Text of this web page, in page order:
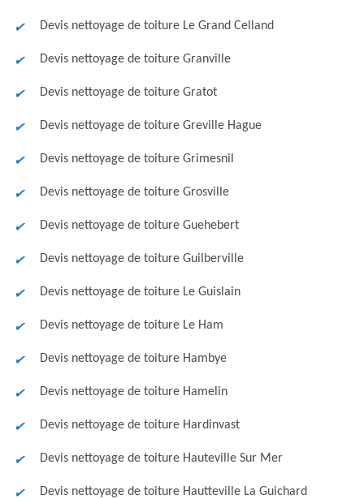
Devis nettoyage de toiture Le Grand Celland
Devis nettoyage de toiture Granville
Devis nettoyage de toiture Gratot
Devis nettoyage de toiture Greville Hague
Devis nettoyage de toiture Grimesnil
Devis nettoyage de toiture Grosville
Devis nettoyage de toiture Guehebert
Devis nettoyage de toiture Guilberville
Devis nettoyage de toiture Le Guislain
Devis nettoyage de toiture Le Ham
Devis nettoyage de toiture Hambye
Devis nettoyage de toiture Hamelin
Devis nettoyage de toiture Hardinvast
Devis nettoyage de toiture Hauteville Sur Mer
Devis nettoyage de toiture Hautteville La Guichard